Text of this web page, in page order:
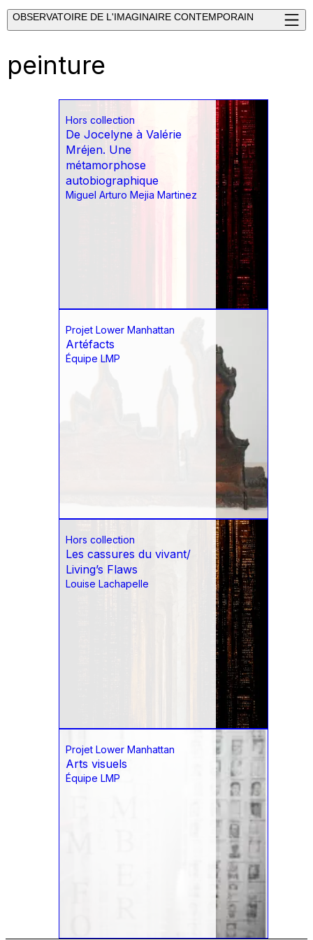
OBSERVATOIRE DE L'IMAGINAIRE CONTEMPORAIN
peinture
Hors collection
De Jocelyne à Valérie
Mréjen. Une
métamorphose
autobiographique
Miguel Arturo Mejia Martinez
Projet Lower Manhattan
Artéfacts
Équipe LMP
Hors collection
Les cassures du vivant/
Living’s Flaws
Louise Lachapelle
Projet Lower Manhattan
Arts visuels
Équipe LMP